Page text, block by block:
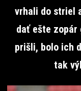
vrhali do striel
dať ešte zopár
prišli, bolo ich
tak